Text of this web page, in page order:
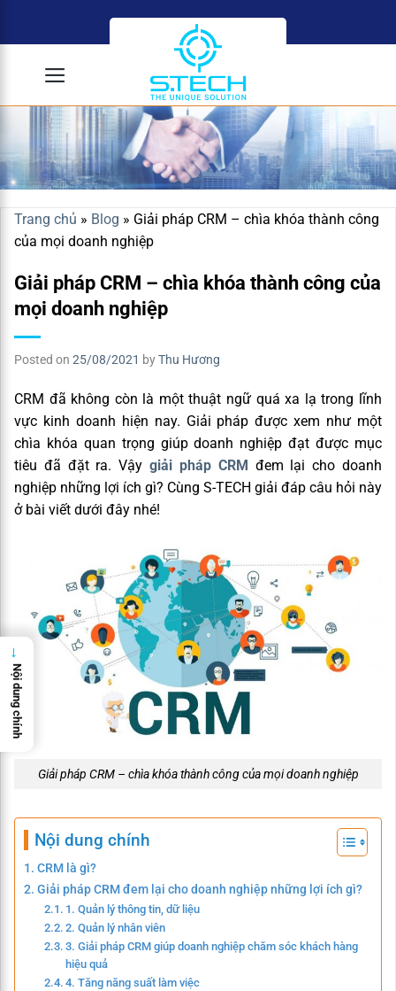
Trang chủ » Blog » Giải pháp CRM – chìa khóa thành công
của mọi doanh nghiệp
Giải pháp CRM – chìa khóa thành công của
mọi doanh nghiệp
Posted on 25/08/2021 byThu Hương
CRM đã không còn là một thuật ngữ quá xa lạ trong lĩnh
vực kinh doanh hiện nay. Giải pháp được xem như một
chìa khóa quan trọng giúp doanh nghiệp đạt được mục
tiêu đã đặt ra. Vậygiải pháp CRM đem lại cho doanh
nghiệp những lợi ích gì? Cùng S-TECH giải đáp câu hỏi này
ở bài viết dưới đây nhé!
Giải pháp CRM – chìa khóa thành công của mọi doanh nghiệp
Nội dung chính
CRM là gì?
Giải pháp CRM đem lại cho doanh nghiệp những lợi ích gì?
1. Quản lý thông tin, dữ liệu
2. Quản lý nhân viên
3. Giải pháp CRM giúp doanh nghiệp chăm sóc khách hàng
hiệu quả
4. Tăng năng suất làm việc
→
Nội dung chính